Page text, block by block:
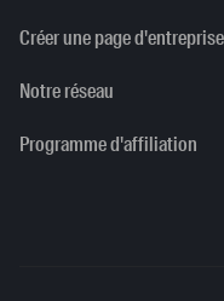
Créer une page d'entreprise
Notre réseau
Programme d'affiliation